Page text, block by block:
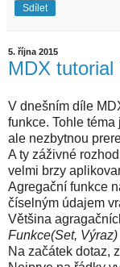
Sdílet
5. října 2015
MDX
V dnešním díle
funkce. Tohle
ale nezbytnou
A ty záživné
velmi brzy
Agregační funkce
číselným údajem
Většina
Funkce(Set, Výraz)
Na začátek dotaz,